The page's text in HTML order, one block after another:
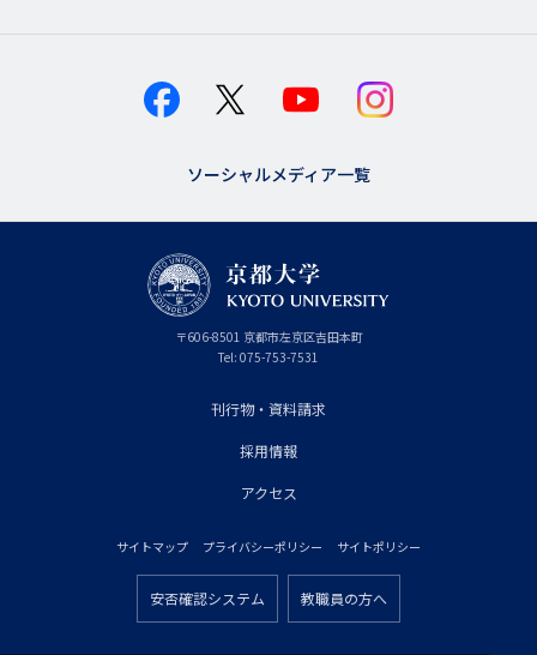
ソーシャルメディア一覧
〒606-8501 京
都
府
京都市左京区吉田本町
Tel: 075-753-7531
刊行物・資料請求
採用情報
アクセス
タ
サイトマップ プライバシーポリシー サイトポリシー
ッ
安否確認システム 教職員の方へ